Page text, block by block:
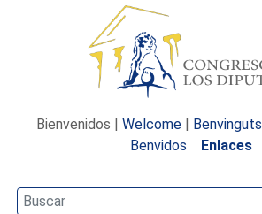
Bienvenidos | Welcome | Benvinguts
Benvidos
Enlaces